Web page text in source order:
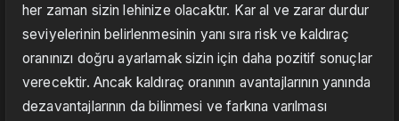
her zaman sizin lehinize olacaktır. Kar al ve zarar durdur
seviyelerinin belirlenmesinin yanı sıra risk ve kaldıraç
oranınızı doğru ayarlamak sizin için daha pozitif sonuçlar
verecektir. Ancak kaldıraç oranının avantajlarının yanında
dezavantajlarının da bilinmesi ve farkına varılması